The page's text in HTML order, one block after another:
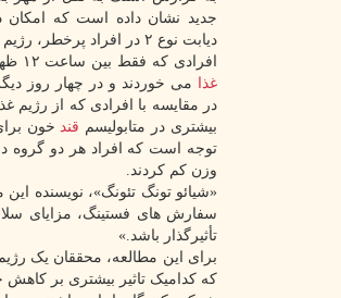
جدید نشان داده است که امکان
دیابت نوع ۲ در افراد پرخطر، رژیم های کم کالری را شکست دهد.
افرادی که فقط بین ساعت ۱۲ ظهر تا ۸ شب به مدت سه روز در هفته
غذا
می خوردند و در چهار روز
در مقایسه با افرادی که از رژیم
بیشتری در متابولیسم قندخون
توجه است که افراد هر دو گروه
وزن کم کردند.
«شیائو تونگ تئونگ»، نویسنده
سفارش های فستینگ، مزایای
تأثیرگذار باشد.»
که کدامیک تاثیر بیشتری بر کاهش خطر